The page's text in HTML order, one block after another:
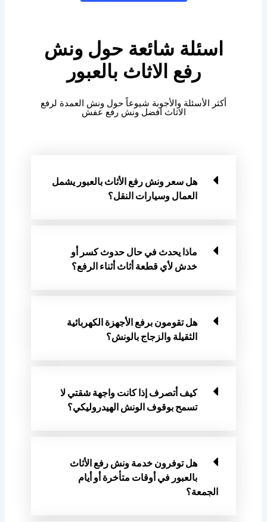
اسئلة شائعة حول ونش
رفع الاثاث بالعبور
أكثر الأسئلة والأجوبة شيوعاً حول ونش العمدة لرفع
الاثاث افضل ونش رفع عفش
هل سعر ونش رفع الأثاث بالعبور يشمل
العمال وسيارات النقل؟
ماذا يحدث في حال حدوث كسر أو
خدش لأي قطعة أثاث أثناء الرفع؟
هل تقومون برفع الأجهزة الكهربائية
الثقيلة والزجاج بالونش؟
كيف أتصرف إذا كانت واجهة شقتي لا
تسمح بوقوف الونش الهيدروليكي؟
هل توفرون خدمة ونش رفع الأثاث
بالعبور في أوقات متأخرة أو أيام
الجمعة؟